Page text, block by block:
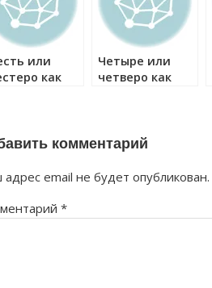
или
как
Четыре или
четверо как
комментарий
email не будет опубликован.
*